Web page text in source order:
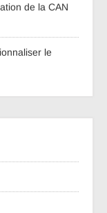
de la CAN
le